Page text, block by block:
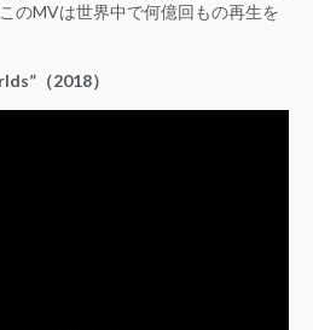
のMVは世界中で何億回もの再生を
（2018）